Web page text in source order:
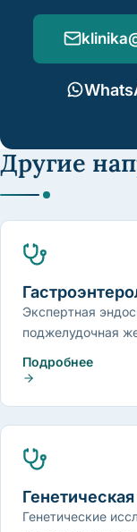
Другие
Экспертная
поджелудочная
Подробнее
Генетические